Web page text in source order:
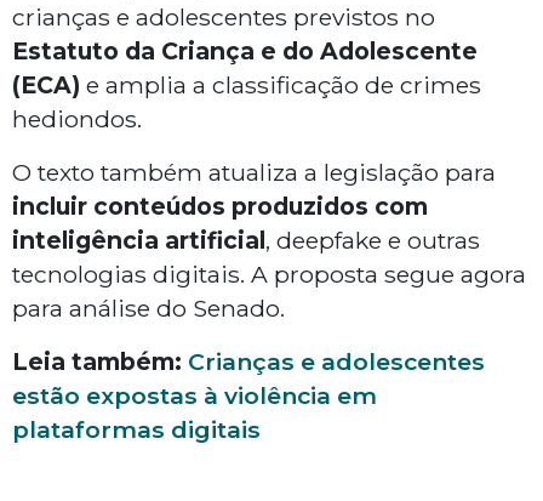
crianças e adolescentes previstos no
Estatuto da Criança e do Adolescente
(ECA) e amplia a classificação de crimes
hediondos.
O texto também atualiza a legislação para
incluir conteúdos produzidos com
inteligência artificial, deepfake e outras
tecnologias digitais. A proposta segue agora
para análise do Senado.
Leia também: Crianças e adolescentes
estão expostas à violência em
plataformas digitais